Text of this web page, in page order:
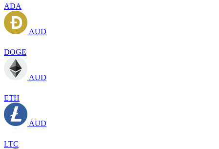
ADA
AUD
DOGE
AUD
ETH
AUD
LTC